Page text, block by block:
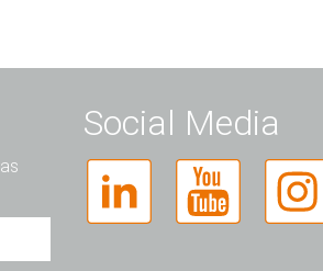
Social Media